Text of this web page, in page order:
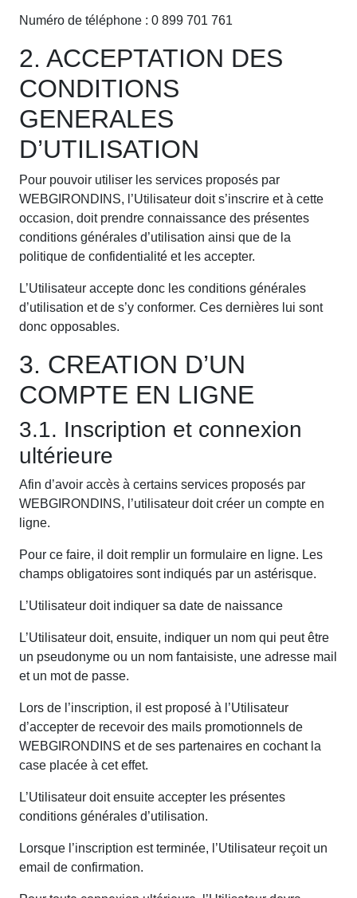
Numéro de téléphone : 0 899 701 761
2. ACCEPTATION DES
CONDITIONS
GENERALES
D’UTILISATION
Pour pouvoir utiliser les services proposés par
WEBGIRONDINS, l’Utilisateur doit s’inscrire et à cette
occasion, doit prendre connaissance des présentes
conditions générales d’utilisation ainsi que de la
politique de confidentialité et les accepter.
L’Utilisateur accepte donc les conditions générales
d’utilisation et de s’y conformer. Ces dernières lui sont
donc opposables.
3. CREATION D’UN
COMPTE EN LIGNE
3.1. Inscription et connexion
ultérieure
Afin d’avoir accès à certains services proposés par
WEBGIRONDINS, l’utilisateur doit créer un compte en
ligne.
Pour ce faire, il doit remplir un formulaire en ligne. Les
champs obligatoires sont indiqués par un astérisque.
L’Utilisateur doit indiquer sa date de naissance
L’Utilisateur doit, ensuite, indiquer un nom qui peut être
un pseudonyme ou un nom fantaisiste, une adresse mail
et un mot de passe.
Lors de l’inscription, il est proposé à l’Utilisateur
d’accepter de recevoir des mails promotionnels de
WEBGIRONDINS et de ses partenaires en cochant la
case placée à cet effet.
L’Utilisateur doit ensuite accepter les présentes
conditions générales d’utilisation.
Lorsque l’inscription est terminée, l’Utilisateur reçoit un
email de confirmation.